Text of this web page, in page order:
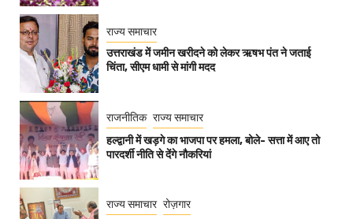
राज्य समाचार
उत्तराखंड में जमीन खरीदने को लेकर ऋषभ पंत ने जताई
चिंता, सीएम धामी से मांगी मदद
राजनीतिक राज्य समाचार
हल्द्वानी में खड़गे का भाजपा पर हमला, बोले- सत्ता में आए तो
पारदर्शी नीति से देंगे नौकरियां
राज्य समाचार रोज़गार